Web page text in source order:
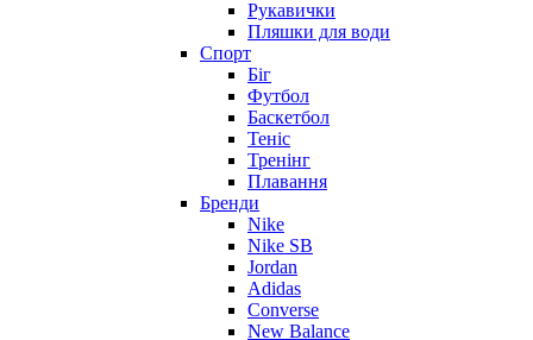
Рукавички
Пляшки для води
Спорт
Біг
Футбол
Баскетбол
Теніс
Тренінг
Плавання
Бренди
Nike
Nike SB
Jordan
Adidas
Converse
New Balance